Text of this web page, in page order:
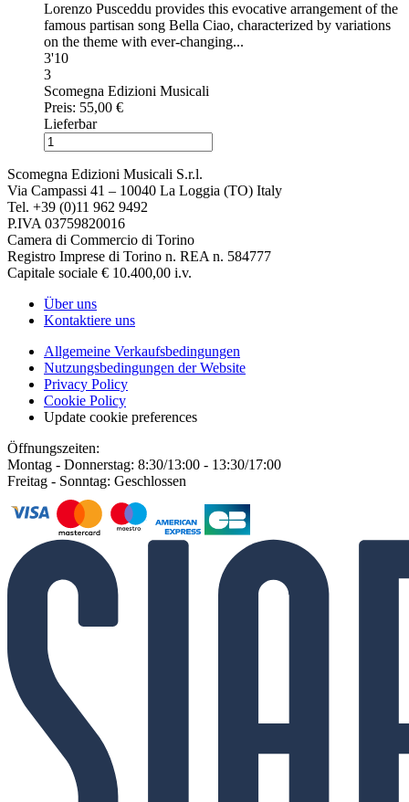
Lorenzo Pusceddu provides this evocative arrangement of the
famous partisan song Bella Ciao, characterized by variations
on the theme with ever-changing...
3'10
3
Scomegna Edizioni Musicali
Preis: 55,00 €
Lieferbar
Scomegna Edizioni Musicali S.r.l.
Via Campassi 41 – 10040 La Loggia (TO) Italy
Tel. +39 (0)11 962 9492
P.IVA 03759820016
Camera di Commercio di Torino
Registro Imprese di Torino n. REA n. 584777
Capitale sociale € 10.400,00 i.v.
Über uns
Kontaktiere uns
Allgemeine Verkaufsbedingungen
Nutzungsbedingungen der Website
Privacy Policy
Cookie Policy
Update cookie preferences
Öffnungszeiten:
Montag - Donnerstag: 8:30/13:00 - 13:30/17:00
Freitag - Sonntag: Geschlossen